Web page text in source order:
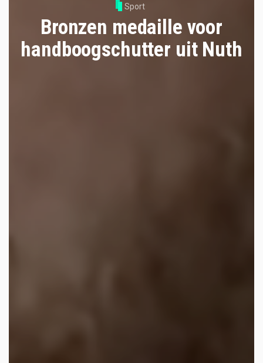
Sport
Bronzen medaille voor
handboogschutter uit Nuth